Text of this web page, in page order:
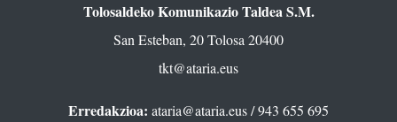
Tolosaldeko Komunikazio Taldea S.M.
San Esteban, 20 Tolosa 20400
tkt@ataria.eus
Erredakzioa: ataria@ataria.eus/ 943 655 695